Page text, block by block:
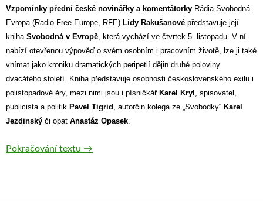
Vzpomínky přední české novinářky a komentátorky Rádia Svobodná
Evropa (Radio Free Europe, RFE) Lídy Rakušanové představuje její
kniha Svobodná v Evropě, která vychází ve čtvrtek 5. listopadu. V ní
nabízí otevřenou výpověď o svém osobním i pracovním životě, lze ji také
vnímat jako kroniku dramatických peripetií dějin druhé poloviny
dvacátého století. Kniha představuje osobnosti československého exilu i
polistopadové éry, mezi nimi jsou i písničkář Karel Kryl , spisovatel,
publicista a politik Pavel Tigrid , autorčin kolega ze „Svobodky“ Karel
Jezdinský či opat Anastáz Opasek.
Pokračování textu TZ – Vychází kniha novinářky a osobnosti
→